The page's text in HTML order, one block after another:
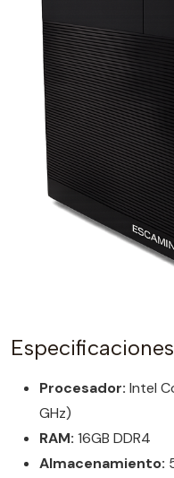
Especificaciones
Procesador: Intel
GHz)
RAM: 16GB DDR4
Almacenamiento: